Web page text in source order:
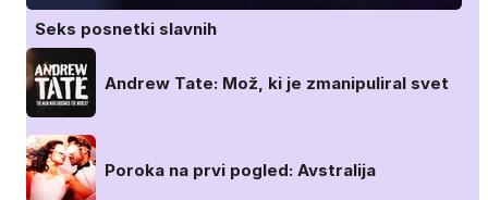
Seks posnetki slavnih
Andrew Tate: Mož, ki je zmanipuliral svet
Poroka na prvi pogled: Avstralija